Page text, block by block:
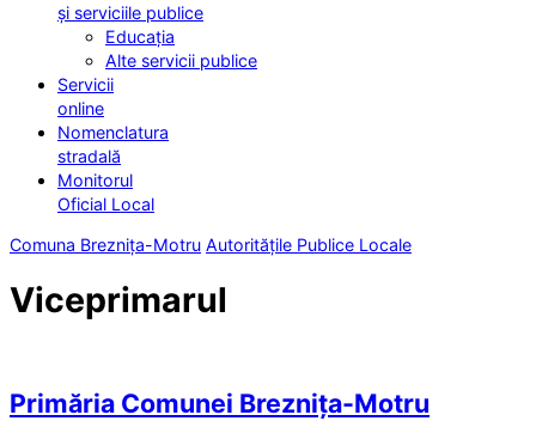
și serviciile publice
Educația
Alte servicii publice
Servicii
online
Nomenclatura
stradală
Monitorul
Oficial Local
Comuna Breznița-Motru Autoritățile Publice Locale
Viceprimarul
Primăria Comunei Breznița-Motru